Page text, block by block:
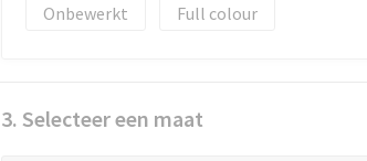
Onbewerkt
Full colour
3. Selecteer een maat